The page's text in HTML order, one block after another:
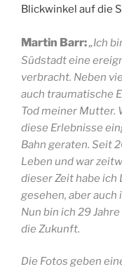
Blickwinkel auf die
Martin Barr:„Ich
Südstadt eine
verbracht. Neben
auch traumatische
Tod meiner Mutter.
diese Erlebnisse
Bahn geraten. Seit
Leben und war
dieser Zeit habe ich
gesehen, aber
Nun bin ich 29
die Zukunft.
Die Fotos geben